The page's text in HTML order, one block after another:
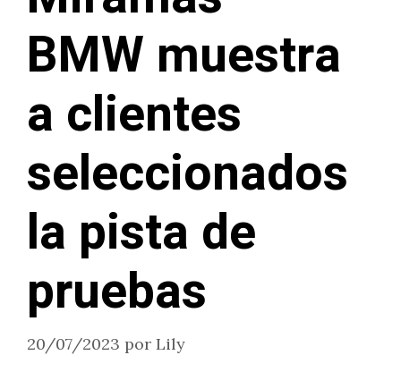
BMW muestra
a clientes
seleccionados
la pista de
pruebas
20/07/2023 por Lily